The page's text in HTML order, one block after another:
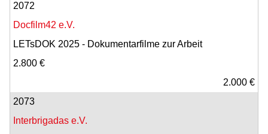
2072
Docfilm42 e.V.
LETsDOK 2025 - Dokumentarfilme zur Arbeit
2.800 €
2.000 €
2073
Interbrigadas e.V.